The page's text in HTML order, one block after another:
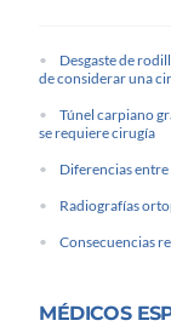
Desgaste de
de considerar una
Túnel carpiano
se requiere cirugía
Diferencias
Radiografías
Consecuencias
MÉDICOS